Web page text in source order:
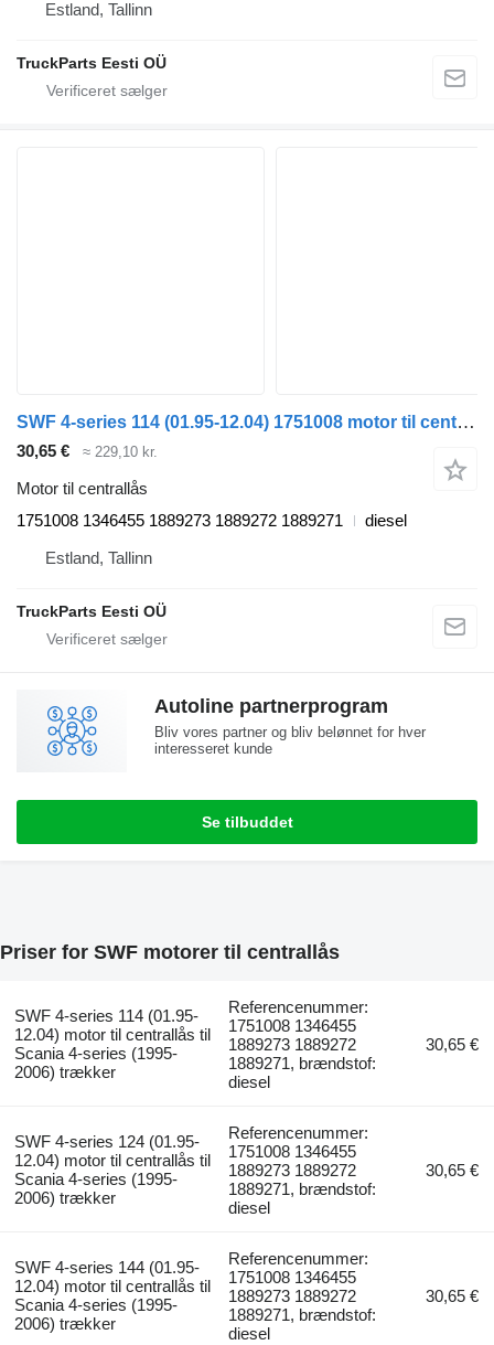
Estland, Tallinn
TruckParts Eesti OÜ
SWF 4-series 114 (01.95-12.04) 1751008 motor til centrallås til Scania 4-series (1995-2006) trækker
30,65 € ≈ 229,10 kr.
Motor til centrallås
1751008 1346455 1889273 1889272 1889271
diesel
Estland, Tallinn
TruckParts Eesti OÜ
Autoline partnerprogram
Bliv vores partner og bliv belønnet for hver
interesseret kunde
Se tilbuddet
Priser for SWF motorer til centrallås
SWF 4-series 114 (01.95-
12.04) motor til centrallås til
Scania 4-series (1995-
2006) trækker
Referencenummer:
1751008 1346455
1889273 1889272
1889271, brændstof:
diesel
30,65 €
SWF 4-series 124 (01.95-
12.04) motor til centrallås til
Scania 4-series (1995-
2006) trækker
Referencenummer:
1751008 1346455
1889273 1889272
1889271, brændstof:
diesel
30,65 €
SWF 4-series 144 (01.95-
12.04) motor til centrallås til
Scania 4-series (1995-
2006) trækker
Referencenummer:
1751008 1346455
1889273 1889272
1889271, brændstof:
diesel
30,65 €